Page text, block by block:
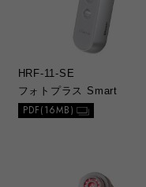
HRF-11-SE
フォトプラス Smart
PDF(16MB)